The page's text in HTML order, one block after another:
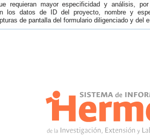
requieran mayor especificidad y análisis,
los datos de ID del proyecto, nombre y
de pantalla del formulario diligenciado y del